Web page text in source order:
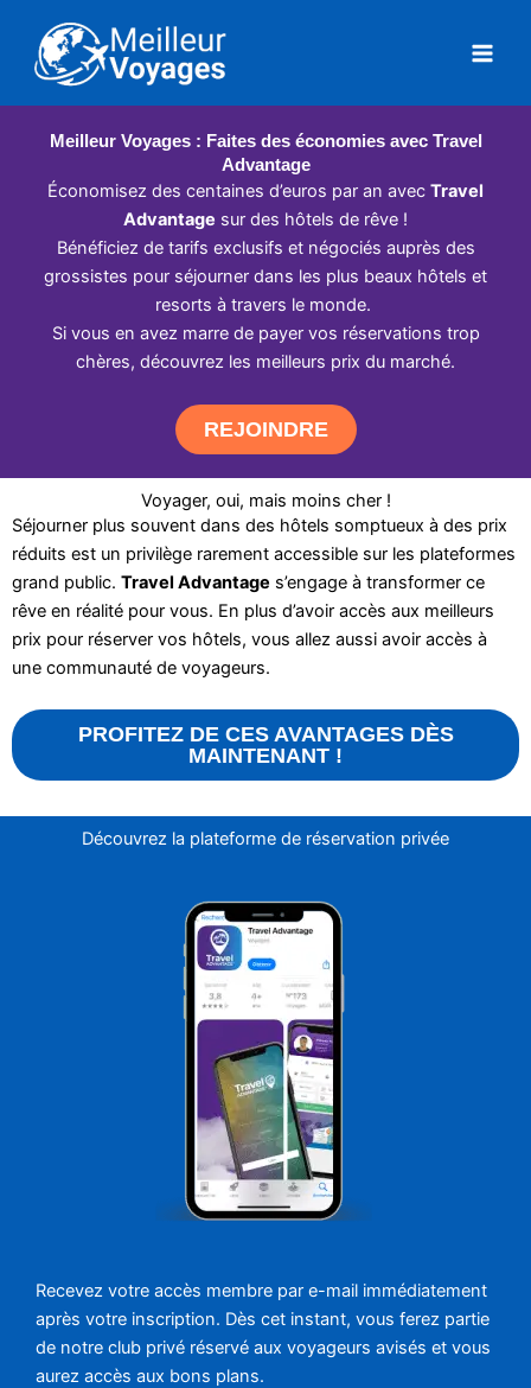
contenu
Meilleur Voyages : Faites des économies avec Travel
Advantage
Économisez des centaines d’euros par an avec Travel
Advantage sur des hôtels de rêve !
Bénéficiez de tarifs exclusifs et négociés auprès des
grossistes pour séjourner dans les plus beaux hôtels et
resorts à travers le monde.
Si vous en avez marre de payer vos réservations trop
chères, découvrez les meilleurs prix du marché.
REJOINDRE
Voyager, oui, mais moins cher !
Séjourner plus souvent dans des hôtels somptueux à des prix
réduits est un privilège rarement accessible sur les plateformes
grand public. Travel Advantage s’engage à transformer ce
rêve en réalité pour vous. En plus d’avoir accès aux meilleurs
prix pour réserver vos hôtels, vous allez aussi avoir accès à
une communauté de voyageurs.
PROFITEZ DE CES AVANTAGES DÈS
MAINTENANT !
Découvrez la plateforme de réservation privée
Recevez votre accès membre par e-mail immédiatement
après votre inscription. Dès cet instant, vous ferez partie
de notre club privé réservé aux voyageurs avisés et vous
aurez accès aux bons plans.